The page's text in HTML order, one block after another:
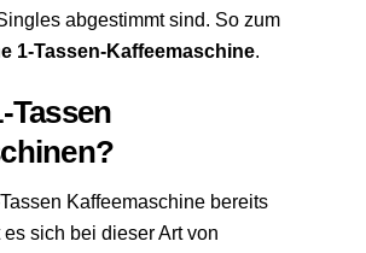
abgestimmt sind. So zum
1-Tassen-Kaffeemaschine.
Tassen
Kaffeemaschine bereits
sich bei dieser Art von